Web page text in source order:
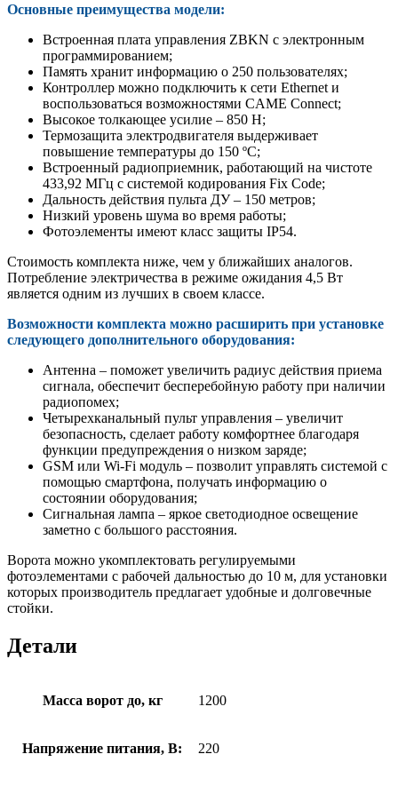
Основные преимущества модели:
Встроенная плата управления ZBKN с электронным
программированием;
Память хранит информацию о 250 пользователях;
Контроллер можно подключить к сети Ethernet и
воспользоваться возможностями CAME Connect;
Высокое толкающее усилие – 850 Н;
Термозащита электродвигателя выдерживает
повышение температуры до 150 ºС;
Встроенный радиоприемник, работающий на чистоте
433,92 МГц с системой кодирования Fix Code;
Дальность действия пульта ДУ – 150 метров;
Низкий уровень шума во время работы;
Фотоэлементы имеют класс защиты IP54.
Стоимость комплекта ниже, чем у ближайших аналогов.
Потребление электричества в режиме ожидания 4,5 Вт
является одним из лучших в своем классе.
Возможности комплекта можно расширить при установке
следующего дополнительного оборудования:
Антенна – поможет увеличить радиус действия приема
сигнала, обеспечит бесперебойную работу при наличии
радиопомех;
Четырехканальный пульт управления – увеличит
безопасность, сделает работу комфортнее благодаря
функции предупреждения о низком заряде;
GSM или Wi-Fi модуль – позволит управлять системой с
помощью смартфона, получать информацию о
состоянии оборудования;
Сигнальная лампа – яркое светодиодное освещение
заметно с большого расстояния.
Ворота можно укомплектовать регулируемыми
фотоэлементами с рабочей дальностью до 10 м, для установки
которых производитель предлагает удобные и долговечные
стойки.
Детали
Масса ворот до, кг 1200
Напряжение питания, В: 220